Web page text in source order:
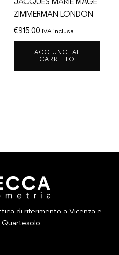
ZIMMERMAN LONDON
€915.00 IVA inclusa
AGGIUNGI AL
CARRELLO
di riferimento a Vicenza e
Quartesolo